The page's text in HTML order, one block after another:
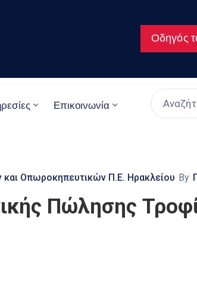
Οδηγός
Επικοινωνία
και Οπωροκηπευτικών Π.Ε. Ηρακλείου By
Πώλησης